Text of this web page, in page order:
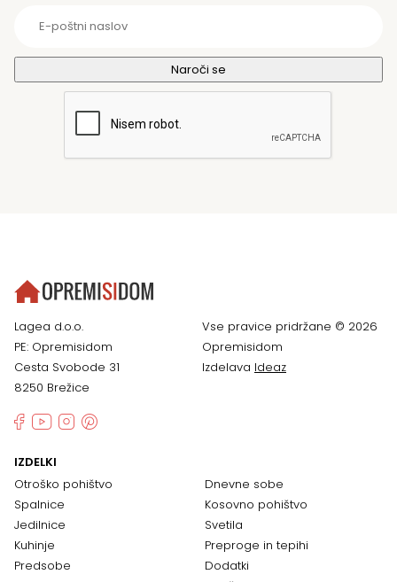
Lagea d.o.o.
PE: Opremisidom
Cesta Svobode 31
8250 Brežice
Vse pravice pridržane © 2026
Opremisidom
Izdelava Ideaz
IZDELKI
Otroško pohištvo
Spalnice
Jedilnice
Kuhinje
Predsobe
Dnevne sobe
Kosovno pohištvo
Svetila
Preproge in tepihi
Dodatki